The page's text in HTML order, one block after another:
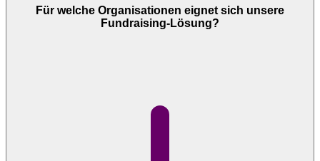
Für welche Organisationen eignet sich unsere
Fundraising-Lösung?